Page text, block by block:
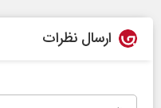
ارسال نظرات